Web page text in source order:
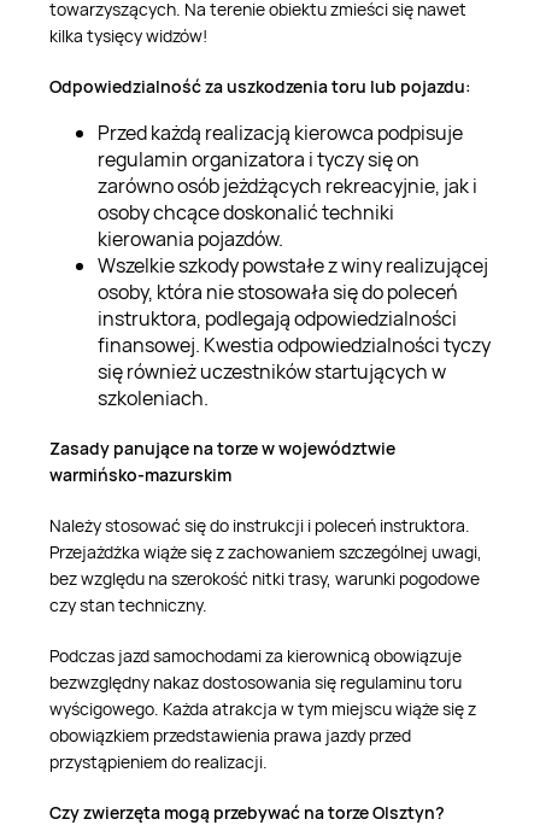
towarzyszących. Na terenie obiektu zmieści się nawet
kilka tysięcy widzów!
Odpowiedzialność za uszkodzenia toru lub pojazdu:
Przed każdą realizacją kierowca podpisuje
regulamin organizatora i tyczy się on
zarówno osób jeżdżących rekreacyjnie, jak i
osoby chcące doskonalić techniki
kierowania pojazdów.
Wszelkie szkody powstałe z winy realizującej
osoby, która nie stosowała się do poleceń
instruktora, podlegają odpowiedzialności
finansowej. Kwestia odpowiedzialności tyczy
się również uczestników startujących w
szkoleniach.
Zasady panujące na torze w województwie
warmińsko-mazurskim
Należy stosować się do instrukcji i poleceń instruktora.
Przejażdżka wiąże się z zachowaniem szczególnej uwagi,
bez względu na szerokość nitki trasy, warunki pogodowe
czy stan techniczny.
Podczas jazd samochodami za kierownicą obowiązuje
bezwzględny nakaz dostosowania się regulaminu toru
wyścigowego. Każda atrakcja w tym miejscu wiąże się z
obowiązkiem przedstawienia prawa jazdy przed
przystąpieniem do realizacji.
Czy zwierzęta mogą przebywać na torze Olsztyn?